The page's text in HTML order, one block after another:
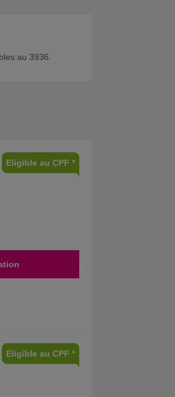
au 3936.
Eligible au CPF *
Eligible au CPF *